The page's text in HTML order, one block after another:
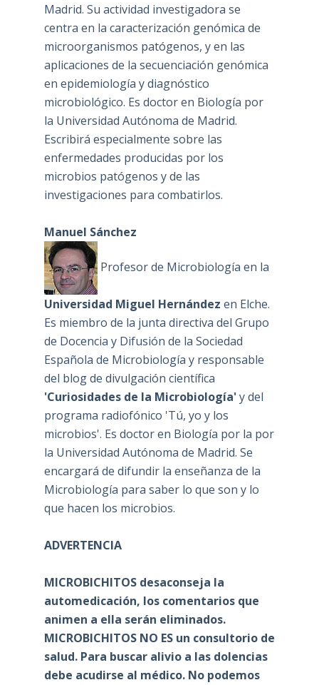
Madrid. Su actividad investigadora se
centra en la caracterización genómica de
microorganismos patógenos, y en las
aplicaciones de la secuenciación genómica
en epidemiología y diagnóstico
microbiológico. Es doctor en Biología por
la Universidad Autónoma de Madrid.
Escribirá especialmente sobre las
enfermedades producidas por los
microbios patógenos y de las
investigaciones para combatirlos.
Manuel Sánchez
Profesor de Microbiología en la
Universidad Miguel Hernández en Elche.
Es miembro de la junta directiva del Grupo
de Docencia y Difusión de la Sociedad
Española de Microbiología y responsable
del blog de divulgación científica
'Curiosidades de la Microbiología'y del
programa radiofónico 'Tú, yo y los
microbios'. Es doctor en Biología por la por
la Universidad Autónoma de Madrid. Se
encargará de difundir la enseñanza de la
Microbiología para saber lo que son y lo
que hacen los microbios.
ADVERTENCIA
MICROBICHITOS desaconseja la
automedicación, los comentarios que
animen a ella serán eliminados.
MICROBICHITOS NO ES un consultorio de
salud. Para buscar alivio a las dolencias
debe acudirse al médico. No podemos